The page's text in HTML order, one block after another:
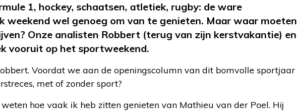
1, hockey, schaatsen, atletiek, rugby: de ware
weekend wel genoeg om van te genieten. Maar waar moeten
Onze analisten Robbert (terug van zijn kerstvakantie) en
vooruit op het sportweekend.
Voordat we aan de openingscolumn van dit bomvolle sportjaar
met of zonder sport?
hoe vaak ik heb zitten genieten van Mathieu van der Poel. Hij